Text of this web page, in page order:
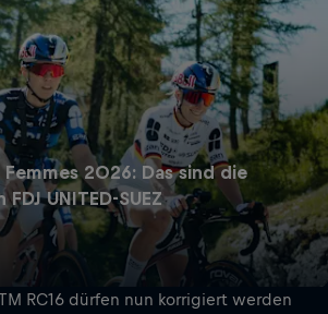
2026: Das sind die
UNITED-SUEZ